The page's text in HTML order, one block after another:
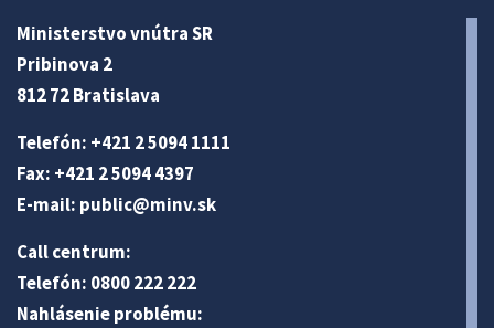
Ministerstvo vnútra SR
Pribinova 2
812 72 Bratislava
Telefón: +421 2 5094 1111
Fax: +421 2 5094 4397
E-mail: public@minv.sk
Call centrum:
Telefón: 0800 222 222
Nahlásenie problému: